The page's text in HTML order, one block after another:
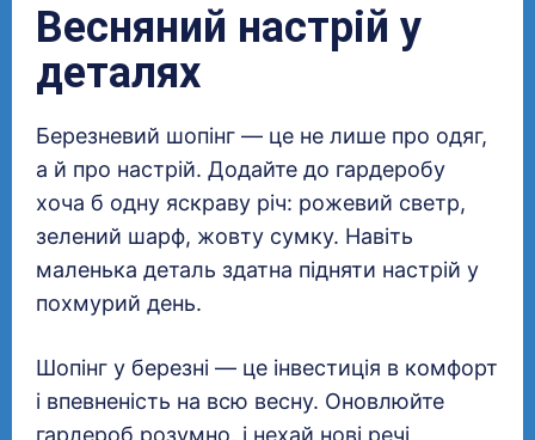
Весняний настрій у
деталях
Березневий шопінг — це не лише про одяг,
а й про настрій. Додайте до гардеробу
хоча б одну яскраву річ: рожевий светр,
зелений шарф, жовту сумку. Навіть
маленька деталь здатна підняти настрій у
похмурий день.
Шопінг у березні — це інвестиція в комфорт
і впевненість на всю весну. Оновлюйте
гардероб розумно, і нехай нові речі